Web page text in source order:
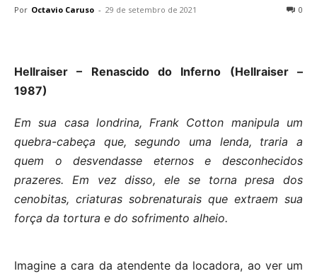
Por Octavio Caruso - 29 de setembro de 2021 0
Hellraiser – Renascido do Inferno (Hellraiser –
1987)
Em sua casa londrina, Frank Cotton manipula um
quebra-cabeça que, segundo uma lenda, traria a
quem o desvendasse eternos e desconhecidos
prazeres. Em vez disso, ele se torna presa dos
cenobitas, criaturas sobrenaturais que extraem sua
força da tortura e do sofrimento alheio.
Imagine a cara da atendente da locadora, ao ver um